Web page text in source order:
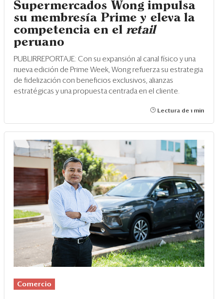
Supermercados Wong impulsa
su membresía Prime y eleva la
competencia en el retail
peruano
PUBLIRREPORTAJE: Con su expansión al canal físico y una
nueva edición de Prime Week, Wong refuerza su estrategia
de fidelización con beneficios exclusivos, alianzas
estratégicas y una propuesta centrada en el cliente.
Lectura de 1 min
Comercio